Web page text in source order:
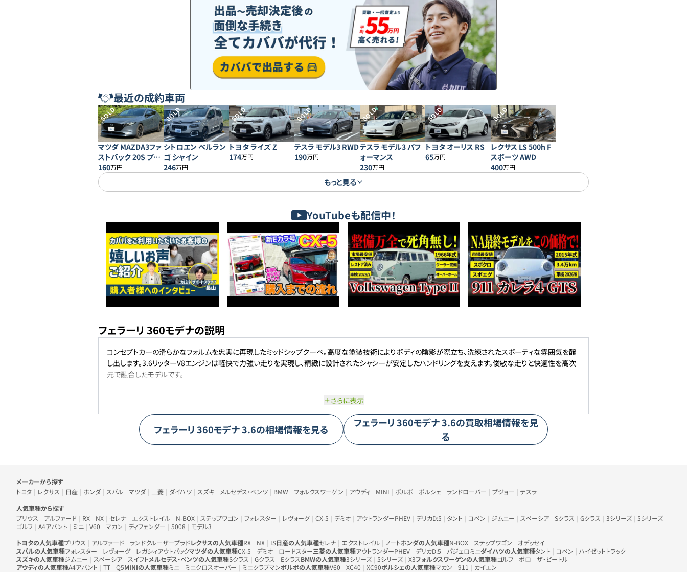
最近の成約車両
SOLD
マツダ MAZDA3ファ
ストバック 20S プロ
アクティブ
160万円
SOLD
シトロエン ベルラン
ゴ シャイン
246万円
SOLD
トヨタ ライズ Z
174万円
SOLD
テスラ モデル3 RWD
190万円
SOLD
テスラ モデル3 パフ
ォーマンス
230万円
SOLD
トヨタ オーリス RS
65万円
SOLD
レクサス LS 500h F
スポーツ AWD
400万円
もっと見る
YouTubeも配信中！
フェラーリ 360モデナの説明
コンセプトカーの滑らかなフォルムを忠実に再現したミッドシップクーペ。高度な塗装技術によりボディの陰影が際立ち、洗練されたスポーティな雰囲気を醸
し出します。3.6リッターV8エンジンは軽快で力強い走りを実現し、精緻に設計されたシャシーが安定したハンドリングを支えます。俊敏な走りと快適性を高次
元で融合したモデルです。
さらに表示
フェラーリ360モデナ3.6の相場情報を見る
フェラーリ360モデナ3.6の買取相場情報を見
る
車のメーカー・人気車種から探す
メーカーから探す
トヨタ
レクサス 日産 ホンダ スバル マツダ 三菱 ダイハツ スズキ メルセデス・ベンツ BMW フォルクスワーゲン アウディ MINI ボルボ ポルシェ ランドローバー プジョー
テスラ
人気車種から探す
プリウス
アルファード RX NX セレナ エクストレイル N-BOX ステップワゴン フォレスター レヴォーグ CX-5 デミオ アウトランダーPHEV デリカD:5 タント コペン ジムニー スペーシア Sクラス Gクラス 3シリーズ
5シリーズ
ゴルフ
A4アバント ミニ V60 マカン ディフェンダー 5008
モデル3
トヨタの人気車種プリウス アルファード ランドクルーザープラドレクサスの人気車種RX NX IS日産の人気車種セレナ エクストレイル ノートホンダの人気車種N-BOX ステップワゴン
オデッセイ
スバルの人気車種フォレスター レヴォーグ レガシィアウトバックマツダの人気車種CX-5 デミオ ロードスター三菱の人気車種アウトランダーPHEV デリカD:5 パジェロミニダイハツの人気車種タント コペン
ハイゼットトラック
スズキの人気車種ジムニー スペーシア スイフトメルセデス・ベンツの人気車種Sクラス Gクラス EクラスBMWの人気車種3シリーズ 5シリーズ X3フォルクスワーゲンの人気車種ゴルフ ポロ
ザ・ビートル
アウディの人気車種A4アバント TT Q5MINIの人気車種ミニ ミニクロスオーバー ミニクラブマンボルボの人気車種V60 XC40 XC90ポルシェの人気車種マカン 911
カイエン